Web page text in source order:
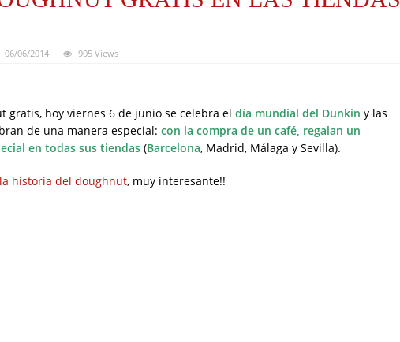
06/06/2014 905 Views
gratis, hoy viernes 6 de junio se celebra el día mundial del Dunkin y las
de una manera especial: con la compra de un café, regalan un
en todas sus tiendas (Barcelona, Madrid, Málaga y Sevilla).
la historia del doughnut, muy interesante!!